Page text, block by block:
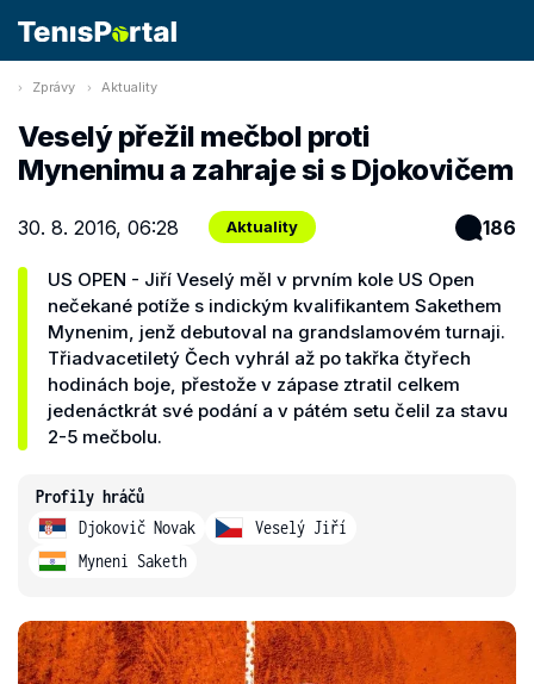
Zprávy Aktuality
Veselý přežil mečbol proti
Mynenimu a zahraje si s Djokovičem
30. 8. 2016, 06:28 Aktuality 186
US OPEN - Jiří Veselý měl v prvním kole US Open
nečekané potíže s indickým kvalifikantem Sakethem
Mynenim, jenž debutoval na grandslamovém turnaji.
Třiadvacetiletý Čech vyhrál až po takřka čtyřech
hodinách boje, přestože v zápase ztratil celkem
jedenáctkrát své podání a v pátém setu čelil za stavu
2-5 mečbolu.
Profily hráčů
Djokovič Novak
Veselý Jiří
Myneni Saketh